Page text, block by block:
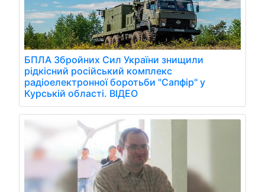
БПЛА Збройних Сил України знищили
рідкісний російський комплекс
радіоелектронної боротьби "Сапфір" у
Курській області. ВІДЕО